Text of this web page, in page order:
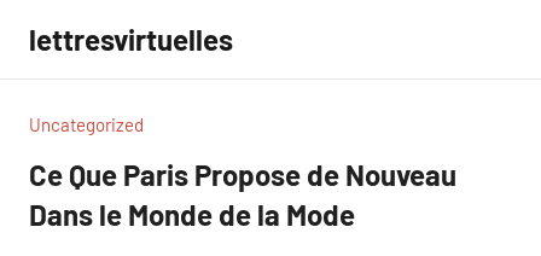
contenu
lettresvirtuelles
Uncategorized
Ce Que Paris Propose de Nouveau
Dans le Monde de la Mode